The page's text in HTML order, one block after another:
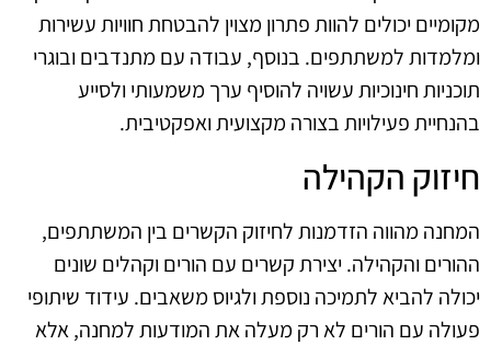
מקומיים יכולים להוות פתרון מצוין להבטחת חוויות עשירות
ומלמדות למשתתפים. בנוסף, עבודה עם מתנדבים ובוגרי
תוכניות חינוכיות עשויה להוסיף ערך משמעותי ולסייע
בהנחיית פעילויות בצורה מקצועית ואפקטיבית.
חיזוק הקהילה
המחנה מהווה הזדמנות לחיזוק הקשרים בין המשתתפים,
ההורים והקהילה. יצירת קשרים עם הורים וקהלים שונים
יכולה להביא לתמיכה נוספת ולגיוס משאבים. עידוד שיתופי
פעולה עם הורים לא רק מעלה את המודעות למחנה, אלא